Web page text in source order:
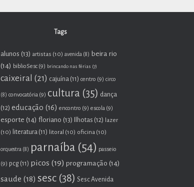
Tags
alunos (13) artistas (10) avenida (8) beira rio
(14) biblioSesc (9) brincando nas férias (7)
caixeiral (21) cajuína (11) centro (9) circo
(8) convocatória (9) cultura (35) dança
(12) educação (16) encontro (9) escola (9)
esporte (14) floriano (13) Ilhotas (12) lazer
(10) literatura (11) litoral (10) oficina (10)
orquestra (8) parnaíba (54) passeio
(9) pcg (11) picos (19) programação (14)
saude (18) sesc (38) Sesc Avenida